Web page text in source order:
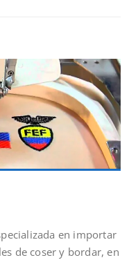
en importar
de coser y bordar, en